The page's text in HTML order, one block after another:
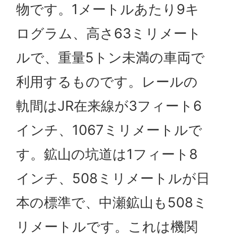
物です。1メートルあたり9キ
ログラム、高さ63ミリメート
ルで、重量5トン未満の車両で
利用するものです。レールの
軌間はJR在来線が3フィート6
インチ、1067ミリメートルで
す。鉱山の坑道は1フィート8
インチ、508ミリメートルが日
本の標準で、中瀬鉱山も508ミ
リメートルです。これは機関